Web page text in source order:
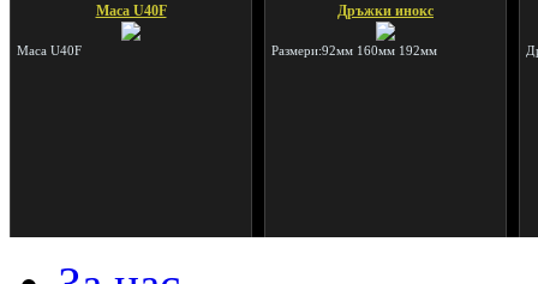
Маса U40F
Маса U40F
Дръжки инокс
Размери:92мм 160мм 192мм